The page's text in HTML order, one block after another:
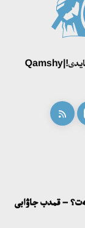
سيپاتى
قامشى - ۇل بولساڭ قولىڭدا، قۇل بولساڭ توبەڭدە وينايدى!|Qamshy
– قمدب جاۋابى